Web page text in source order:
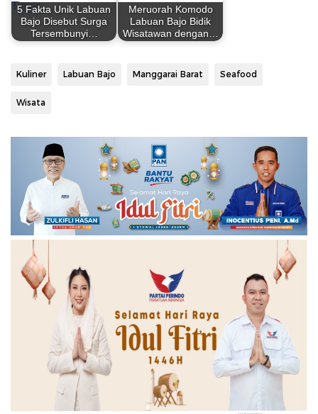
5 Fakta Unik Labuan
Bajo Disebut Surga
Tersembunyi…
Meruorah Komodo
Labuan Bajo Bidik
Wisatawan dengan…
Kuliner Labuan Bajo Manggarai Barat Seafood
Wisata